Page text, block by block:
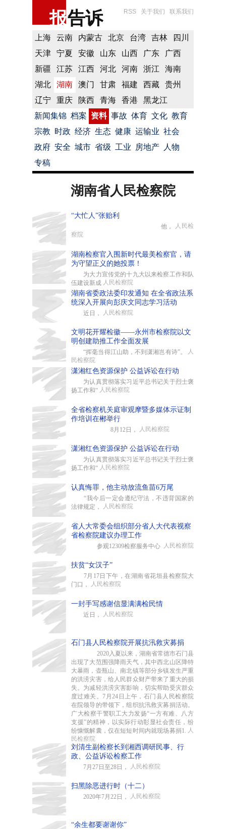
报告诉 RSS 关于我们 联系我们
上海 云南 内蒙古 北京 台湾 吉林
四川
天津
宁夏 安徽 山东 山西 广东
广西
新疆
江苏 江西 河北 河南 浙江
海南
湖北
湖南 澳门 甘肃 福建 西藏
贵州
辽宁
重庆 陕西 青海 香港
黑龙江
新闻集锦 档案 资料 事故 体育 文化 教育
宗教 时政 经济 生态 健康 运输业 社会
政府 安全 城市 省级 工业 房地产
人物
专稿
湖南省人民检察院
“大忙人”张贻利
他，
人民检
察院
湖南检察官入围新时代最美检察官，请
为守望正义的她投票！
为大力宣传党的十九大以来检察工作和队
伍建设新成 人民检察院
湖南省委政法委印发通知 在全省政法系
统深入开展向彭庆文同志学习活动
近日， 人民检察院
文明花开耀检徽——永州市检察院以文
明创建助推工作全面发展
“挥毫当得江山助，不到潇湘岂有诗”。
人
民检察院
潇湘红色资源保护 公益诉讼在行动
为认真贯彻落实习近平总书记关于烈士褒
扬工作和“ 人民检察院
全省检察机关庭审观摩暨多媒体示证制
作培训在郴举行
8月12日， 人民检察院
潇湘红色资源保护 公益诉讼在行动
为认真贯彻落实习近平总书记关于烈士褒
扬工作和“ 人民检察院
认真悔罪，他主动放流鱼苗6万尾
“我今后一定会遵纪守法，不违背国家的
法律规定，
人民检察院
省人大常委会组织部分省人大代表视察
省检察院建议办理工作
参观12309检察服务中心 人民检察院
扶贫“女汉子”
7月17日下午，在湖南省花垣县检察院大
门口，
人民检察院
一封手写感谢信显满满检民情
近日， 人民检察院
石门县人民检察院开展抗汛救灾募捐
2020入夏以来，湖南省常德市石门县
出现了大范围强降雨天气，其中西北山区降特
大暴雨，壶瓶山、南北镇等部分乡镇发生严重
的洪涝灾害，给人民群众财产带来了重大的损
失。为减轻洪涝灾害影响，切实帮助受灾群众
度过难关。7月24日上午，石门县人民检察院
在院领导的带领下，组织抗汛救灾募捐活动。
广大检察干警职工大力发扬“一方有难、八方
支援”的精神，以实际行动彰显社会责任，纷
纷慷慨解囊，仅在短短时间内就现场募捐1. 人
民检察院
刘清生副检察长到湘西调研民事、行
政、公益诉讼检察工作
7月27日至28日， 人民检察院
扫黑除恶进行时（十二）
2020年7月22日， 人民检察院
“余生都要谢谢你”